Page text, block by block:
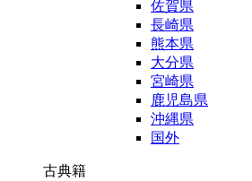
佐賀県
長崎県
熊本県
大分県
宮崎県
鹿児島県
沖縄県
国外
古典籍